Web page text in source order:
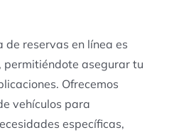
reservas en línea es
permitiéndote asegurar tu
Ofrecemos
vehículos para
específicas,